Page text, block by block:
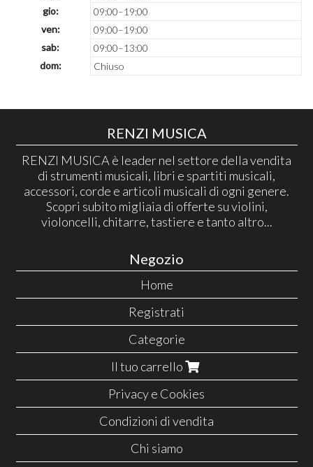
gio:
09:00–19:00
ven:
09:00–19:00
sab:
09:00–13:00
dom:
Chiuso
RENZI MUSICA
RENZI MUSICA è leader nel settore della vendita
di strumenti musicali, libri e spartiti musicali,
accessori, corde e articoli musicali di ogni genere.
Scopri subito migliaia di offerte su violini,
violoncelli, chitarre, tastiere e tanto altro...
Negozio
Home
Registrati
Categorie
Il tuo carrello
Privacy e Cookies
Condizioni di vendita
Chi siamo